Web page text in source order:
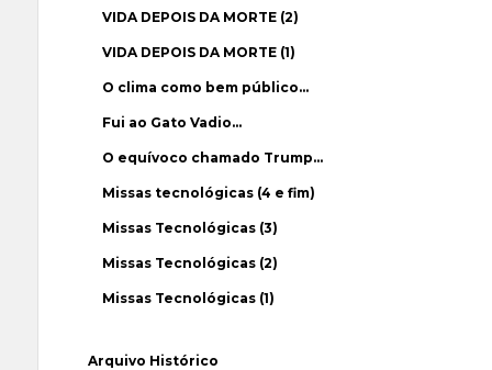
VIDA DEPOIS DA MORTE (2)
VIDA DEPOIS DA MORTE (1)
O clima como bem público…
Fui ao Gato Vadio…
O equívoco chamado Trump…
Missas tecnológicas (4 e fim)
Missas Tecnológicas (3)
Missas Tecnológicas (2)
Missas Tecnológicas (1)
Arquivo Histórico